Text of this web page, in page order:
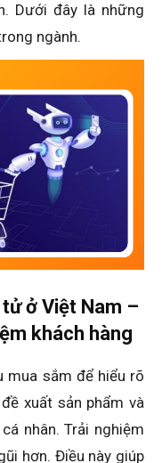
Dưới đây là những
ngành.
ở Việt Nam –
khách hàng
mua sắm để hiểu rõ
xuất sản phẩm và
nhân. Trải nghiệm
hơn. Điều này giúp